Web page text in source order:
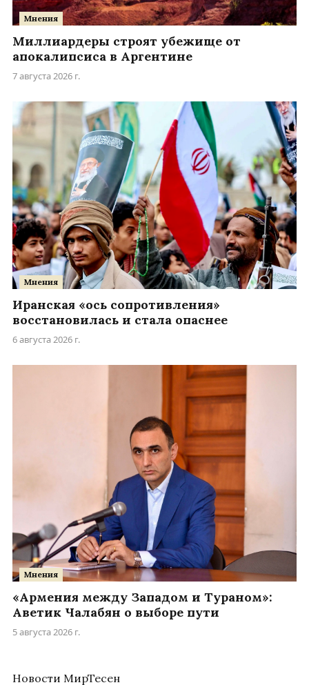
Мнения
Миллиардеры строят убежище от
апокалипсиса в Аргентине
7 августа 2026 г.
Мнения
Иранская «ось сопротивления»
восстановилась и стала опаснее
6 августа 2026 г.
Мнения
«Армения между Западом и Тураном»:
Аветик Чалабян о выборе пути
5 августа 2026 г.
Новости МирТесен